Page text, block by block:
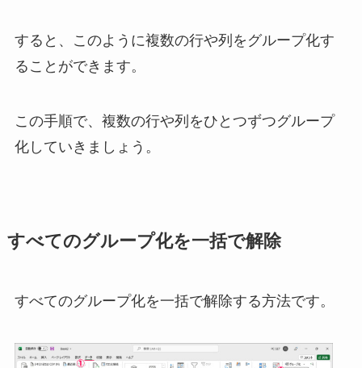
すると、このように複数の行や列をグループ化す
ることができます。
この手順で、複数の行や列をひとつずつグループ
化していきましょう。
すべてのグループ化を一括で解除
すべてのグループ化を一括で解除する方法です。